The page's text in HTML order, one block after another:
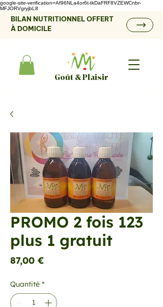
google-site-verification=Af96NLa4or6t-tkDaFRF8VZEWCnbr-
MFJORVgryjbL8
BILAN NUTRITIONNEL OFFERT
À DOMICILE
Goût & Plaisir
PROMO 2 fois 123
plus 1 gratuit
87,00 €Prix
Quantité *